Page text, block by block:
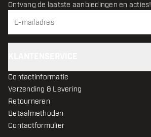
Ontvang de laatste aanbiedingen en acties!
Contactinformatie
Verzending & Levering
Retourneren
Betaalmethoden
Contactformulier